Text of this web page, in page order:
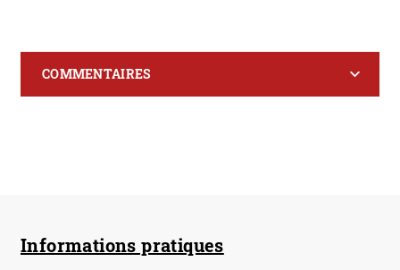
COMMENTAIRES
Informations pratiques